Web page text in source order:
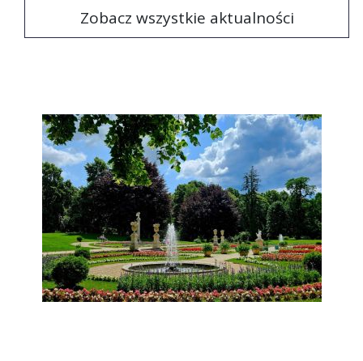
Zobacz wszystkie aktualności